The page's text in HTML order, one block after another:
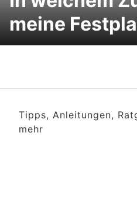
meine
Tipps, Anleitungen,
mehr